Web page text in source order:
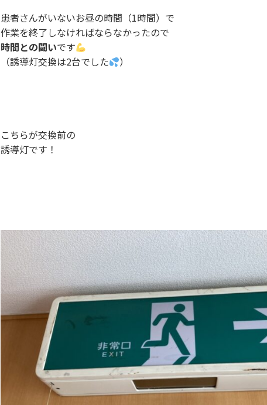
患者さんがいないお昼の時間（1時間）で
作業を終了しなければならなかったので
時間との闘いです
（誘導灯交換は2台でした
）
こちらが交換前の
誘導灯です！